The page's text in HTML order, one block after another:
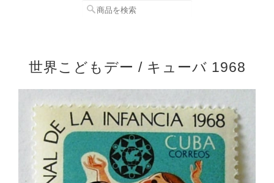
世界こどもデー / キューバ 1968